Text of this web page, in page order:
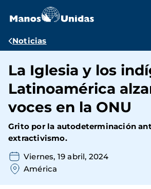
contenido
Ruta
navegación
Noticias
La Iglesia y los
Latinoamérica
voces en la ONU
Grito por la autodeterminación
extractivismo.
Viernes, 19 abril, 2024
América